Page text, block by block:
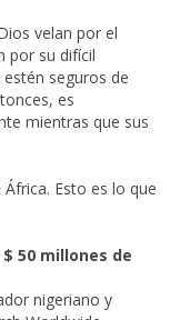
velan por el
por su difícil
seguros de
es
mientras que sus
Esto es lo que
50 millones de
nigeriano y